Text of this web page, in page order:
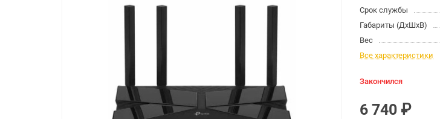
Срок службы
Габариты (ДхШхВ)
Вес
Все характеристики
Закончился
6 740 ₽